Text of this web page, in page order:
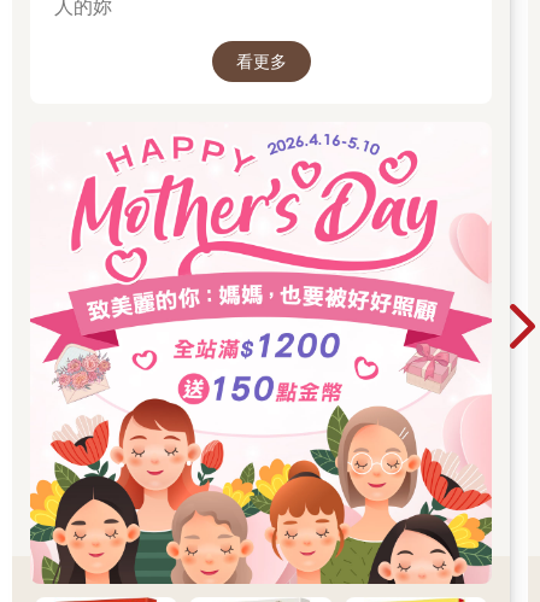
明月把僻巷中的空垃圾桶
而穿過所有的歡聲雷動與探幽索隱
我們都聽過茫茫荒野中的一隻小貓。
不再有紫羅蘭，
已裂解成煙霾中的碎片。
樹林如今還記得的是
她的呼喚，她的熱情。
樹汁和樹葉的儀式
因太陽而萌發，
終結在後來悶住聲音的
青銅與黃銅之中。由風
接掌。
如果漫天塵土，而我
仍超脫已然凋落的豐收
胸臆自懷景象，
那我只能探問，「癡人──
你的追憶是否太過久遠；
人的妳
看更多